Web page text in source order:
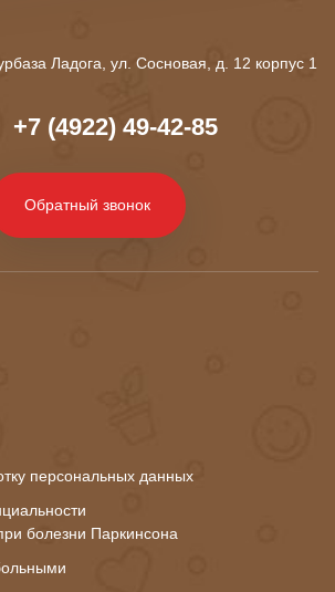
Ладога, ул. Сосновая, д. 12 корпус 1
+7 (4922) 49-42-85
Обратный звонок
персональных данных
болезни Паркинсона